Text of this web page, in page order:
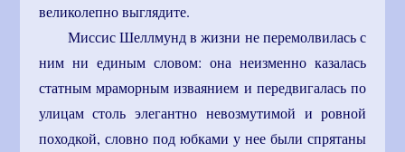
великолепно выглядите.
Миссис Шеллмунд в жизни не перемолвилась с
ним ни единым словом: она неизменно казалась
статным мраморным изваянием и передвигалась по
улицам столь элегантно невозмутимой и ровной
походкой, словно под юбками у нее были спрятаны